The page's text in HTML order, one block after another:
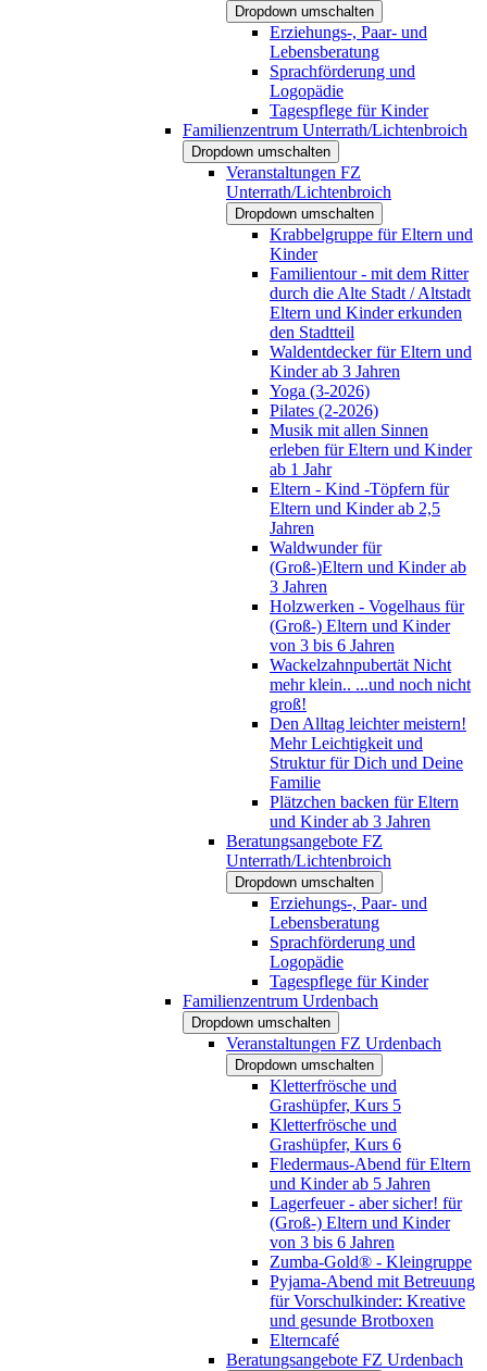
Dropdown umschalten
Erziehungs-, Paar- und
Lebensberatung
Sprachförderung und
Logopädie
Tagespflege für Kinder
Familienzentrum Unterrath/Lichtenbroich
Dropdown umschalten
Veranstaltungen FZ
Unterrath/Lichtenbroich
Dropdown umschalten
Krabbelgruppe für Eltern und
Kinder
Familientour - mit dem Ritter
durch die Alte Stadt / Altstadt
Eltern und Kinder erkunden
den Stadtteil
Waldentdecker für Eltern und
Kinder ab 3 Jahren
Yoga (3-2026)
Pilates (2-2026)
Musik mit allen Sinnen
erleben für Eltern und Kinder
ab 1 Jahr
Eltern - Kind -Töpfern für
Eltern und Kinder ab 2,5
Jahren
Waldwunder für
(Groß-)Eltern und Kinder ab
3 Jahren
Holzwerken - Vogelhaus für
(Groß-) Eltern und Kinder
von 3 bis 6 Jahren
Wackelzahnpubertät Nicht
mehr klein.. ...und noch nicht
groß!
Den Alltag leichter meistern!
Mehr Leichtigkeit und
Struktur für Dich und Deine
Familie
Plätzchen backen für Eltern
und Kinder ab 3 Jahren
Beratungsangebote FZ
Unterrath/Lichtenbroich
Dropdown umschalten
Erziehungs-, Paar- und
Lebensberatung
Sprachförderung und
Logopädie
Tagespflege für Kinder
Familienzentrum Urdenbach
Dropdown umschalten
Veranstaltungen FZ Urdenbach
Dropdown umschalten
Kletterfrösche und
Grashüpfer, Kurs 5
Kletterfrösche und
Grashüpfer, Kurs 6
Fledermaus-Abend für Eltern
und Kinder ab 5 Jahren
Lagerfeuer - aber sicher! für
(Groß-) Eltern und Kinder
von 3 bis 6 Jahren
Zumba-Gold® - Kleingruppe
Pyjama-Abend mit Betreuung
für Vorschulkinder: Kreative
und gesunde Brotboxen
Elterncafé
Beratungsangebote FZ Urdenbach